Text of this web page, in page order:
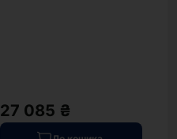
27 085 ₴